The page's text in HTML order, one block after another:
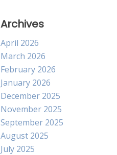
Archives
April 2026
March 2026
February 2026
January 2026
December 2025
November 2025
September 2025
August 2025
July 2025